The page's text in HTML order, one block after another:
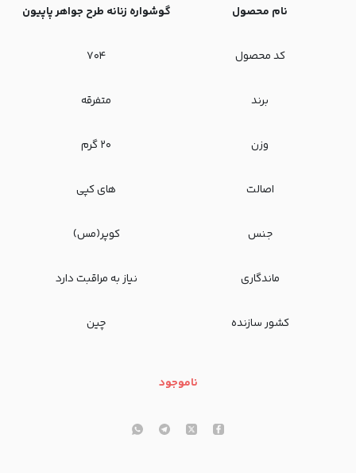
نام محصول گوشواره زنانه طرح جواهر پاپیون
کد محصول ۷۰۴
برند متفرقه
وزن ۲۰ گرم
اصالت های کپی
جنس کوپر(مس)
ماندگاری نیاز به مراقبت دارد
کشور سازنده چین
ناموجود